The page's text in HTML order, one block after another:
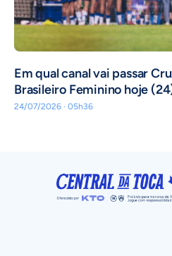
Em qual canal vai passar
Brasileiro Feminino hoje
24/07/2026 · 05h36